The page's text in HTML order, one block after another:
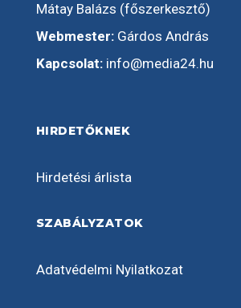
Mátay Balázs (főszerkesztő)
Webmester:Gárdos András
Kapcsolat: info@media24.hu
HIRDETŐKNEK
Hirdetési árlista
SZABÁLYZATOK
Adatvédelmi Nyilatkozat